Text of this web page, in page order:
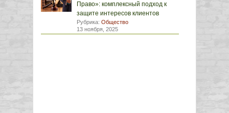
Право»: комплексный подход к
защите интересов клиентов
Рубрика: Общество
13 ноября, 2025